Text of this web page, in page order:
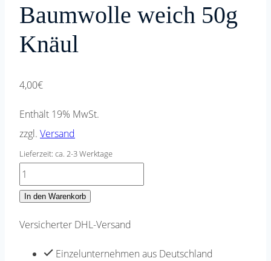
Baumwolle weich 50g
Knäul
4,00€
Enthält 19% MwSt.
zzgl. Versand
Lieferzeit: ca. 2-3 Werktage
Strickwolle
Strickgarn
Sockenwolle
Baumwolle
In den Warenkorb
Versicherter DHL-Versand
Einzelunternehmen aus Deutschland